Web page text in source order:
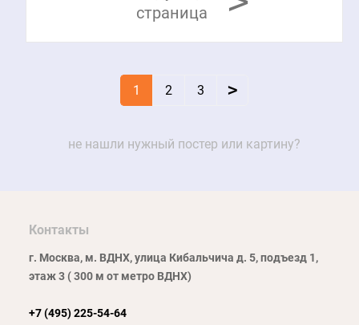
страница
1 2 3 >
не нашли нужный постер или картину?
Контакты
г. Москва, м. ВДНХ, улица Кибальчича д. 5, подъезд 1,
этаж 3 ( 300 м от метро ВДНХ)
+7 (495) 225-54-64